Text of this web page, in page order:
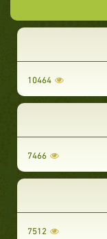
10464
7466
7512